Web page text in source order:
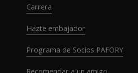
Carrera
Hazte embajador
Programa de Socios PAFORY